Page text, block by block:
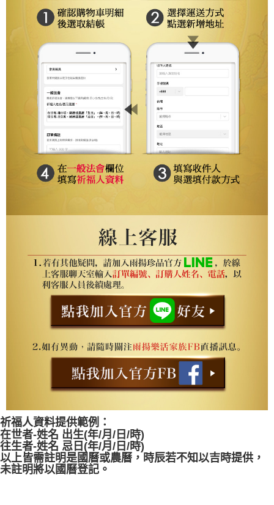
祈福人資料提供範例：
在世者-姓名 出生(年/月/日/時)
往生者-姓名 忌日(年/月/日/時)
以上皆需註明是國曆或農曆，時辰若不知以吉時提供，
未註明將以國曆登記。